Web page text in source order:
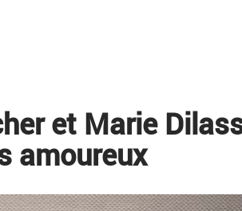
et Marie
amoureux